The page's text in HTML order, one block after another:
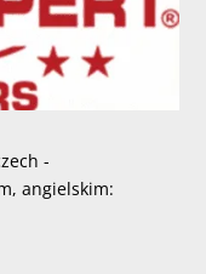
-
angielskim: